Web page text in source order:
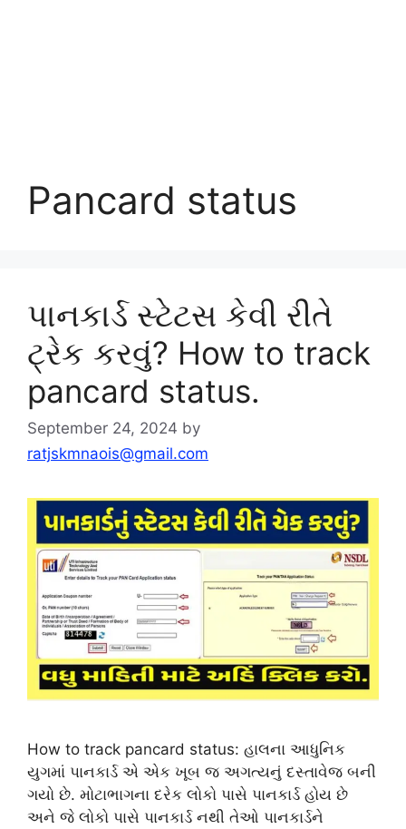
Pancard status
પાનકાર્ડ સ્ટેટસ કેવી રીતે
ટ્રેક કરવું? How to track
pancard status.
September 24, 2024 by
ratjskmnaois@gmail.com
How to track pancard status: હાલના આધુનિક
યુગમાં પાનકાર્ડ એ એક ખૂબ જ અગત્યનું દસ્તાવેજ બની
ગયો છે. મોટાભાગના દરેક લોકો પાસે પાનકાર્ડ હોય છે
અને જે લોકો પાસે પાનકાર્ડ નથી તેઓ પાનકાર્ડને